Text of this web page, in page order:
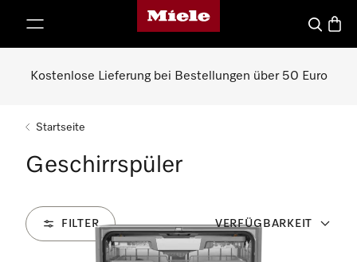
Miele-Homepage
Suche
Kostenlose Lieferung bei Bestellungen über 50 Euro
Startseite
Geschirrspüler
FILTER VERFÜGBARKEIT